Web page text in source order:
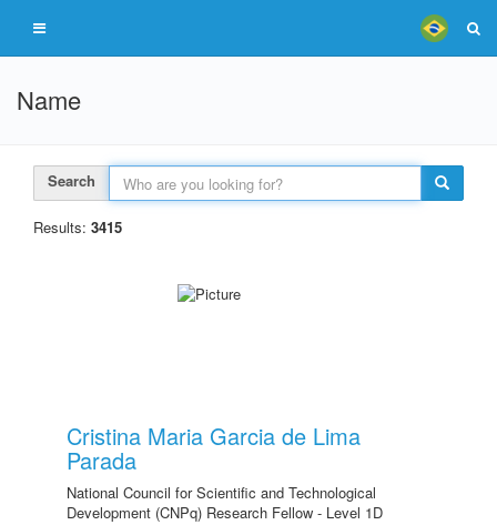
Name
Search
Results: 3415
Cristina Maria Garcia de Lima
Parada
National Council for Scientific and Technological
Development (CNPq) Research Fellow - Level 1D